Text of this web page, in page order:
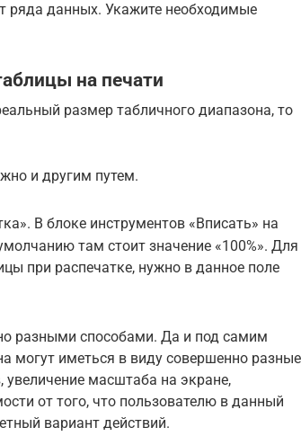
данных. Укажите необходимые
на печати
размер табличного диапазона, то
и другим путем.
В блоке инструментов «Вписать» на
там стоит значение «100%». Для
при распечатке, нужно в данное поле
разными способами. Да и под самим
могут иметься в виду совершенно разные
масштаба на экране,
от того, что пользователю в данный
вариант действий.